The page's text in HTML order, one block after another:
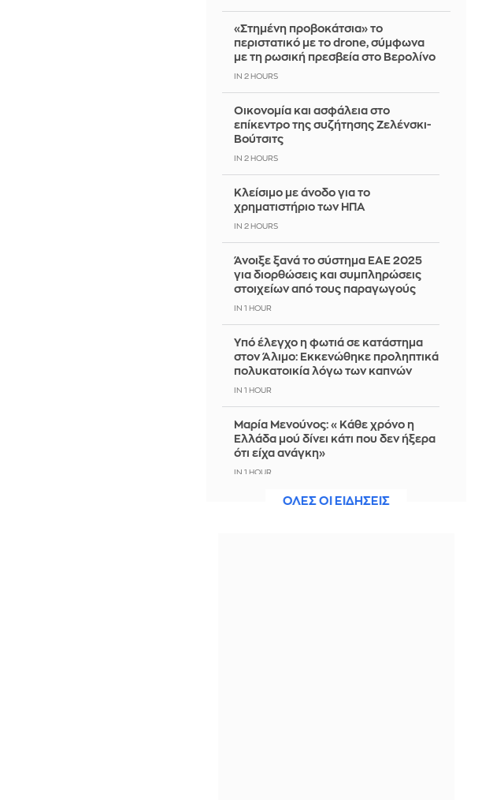
«Στημένη προβοκάτσια» το
περιστατικό με το drone, σύμφωνα
με τη ρωσική πρεσβεία στο Βερολίνο
IN 2 HOURS
Οικονομία και ασφάλεια στο
επίκεντρο της συζήτησης Ζελένσκι-
Βούτσιτς
IN 2 HOURS
Κλείσιμο με άνοδο για το
χρηματιστήριο των ΗΠΑ
IN 2 HOURS
Άνοιξε ξανά το σύστημα ΕΑΕ 2025
για διορθώσεις και συμπληρώσεις
στοιχείων από τους παραγωγούς
IN 1 HOUR
Yπό έλεγχο η φωτιά σε κατάστημα
στον Άλιμο: Εκκενώθηκε προληπτικά
πολυκατοικία λόγω των καπνών
IN 1 HOUR
Μαρία Μενούνος: «Κάθε χρόνο η
Ελλάδα μού δίνει κάτι που δεν ήξερα
ότι είχα ανάγκη»
IN 1 HOUR
Η ξηρασία απειλεί την
ΟΛΕΣ ΟΙ ΕΙΔΗΣΕΙΣ